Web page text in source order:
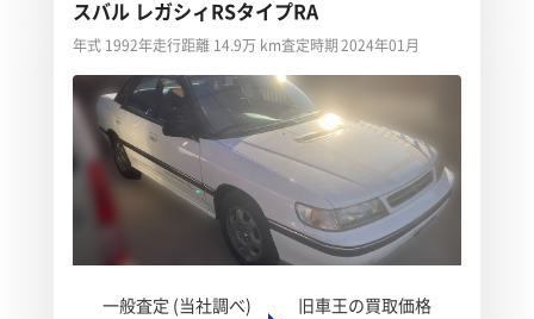
スバル レガシィRSタイプRA
年式 1992年走行距離 14.9万 km査定時期 2024年01月
一般査定 (当社調べ) 旧車王の買取価格